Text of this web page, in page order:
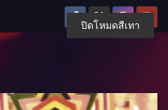
ปิดโหมดสีเทา